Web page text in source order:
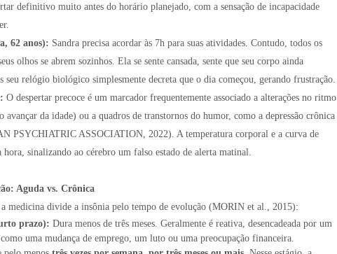
definitivo muito antes do horário planejado, com a sensação de incapacidade
62 anos): Sandra precisa acordar às 7h para suas atividades. Contudo, todos os
olhos se abrem sozinhos. Ela se sente cansada, sente que seu corpo ainda
seu relógio biológico simplesmente decreta que o dia começou, gerando frustração.
O despertar precoce é um marcador frequentemente associado a alterações no ritmo
da idade) ou a quadros de transtornos do humor, como a depressão crônica
PSYCHIATRIC ASSOCIATION, 2022). A temperatura corporal e a curva de
hora, sinalizando ao cérebro um falso estado de alerta matinal.
Aguda vs. Crônica
medicina divide a insônia pelo tempo de evolução (MORIN et al., 2015):
prazo): Dura menos de três meses. Geralmente é reativa, desencadeada por um
uma mudança de emprego, um luto ou uma preocupação financeira.